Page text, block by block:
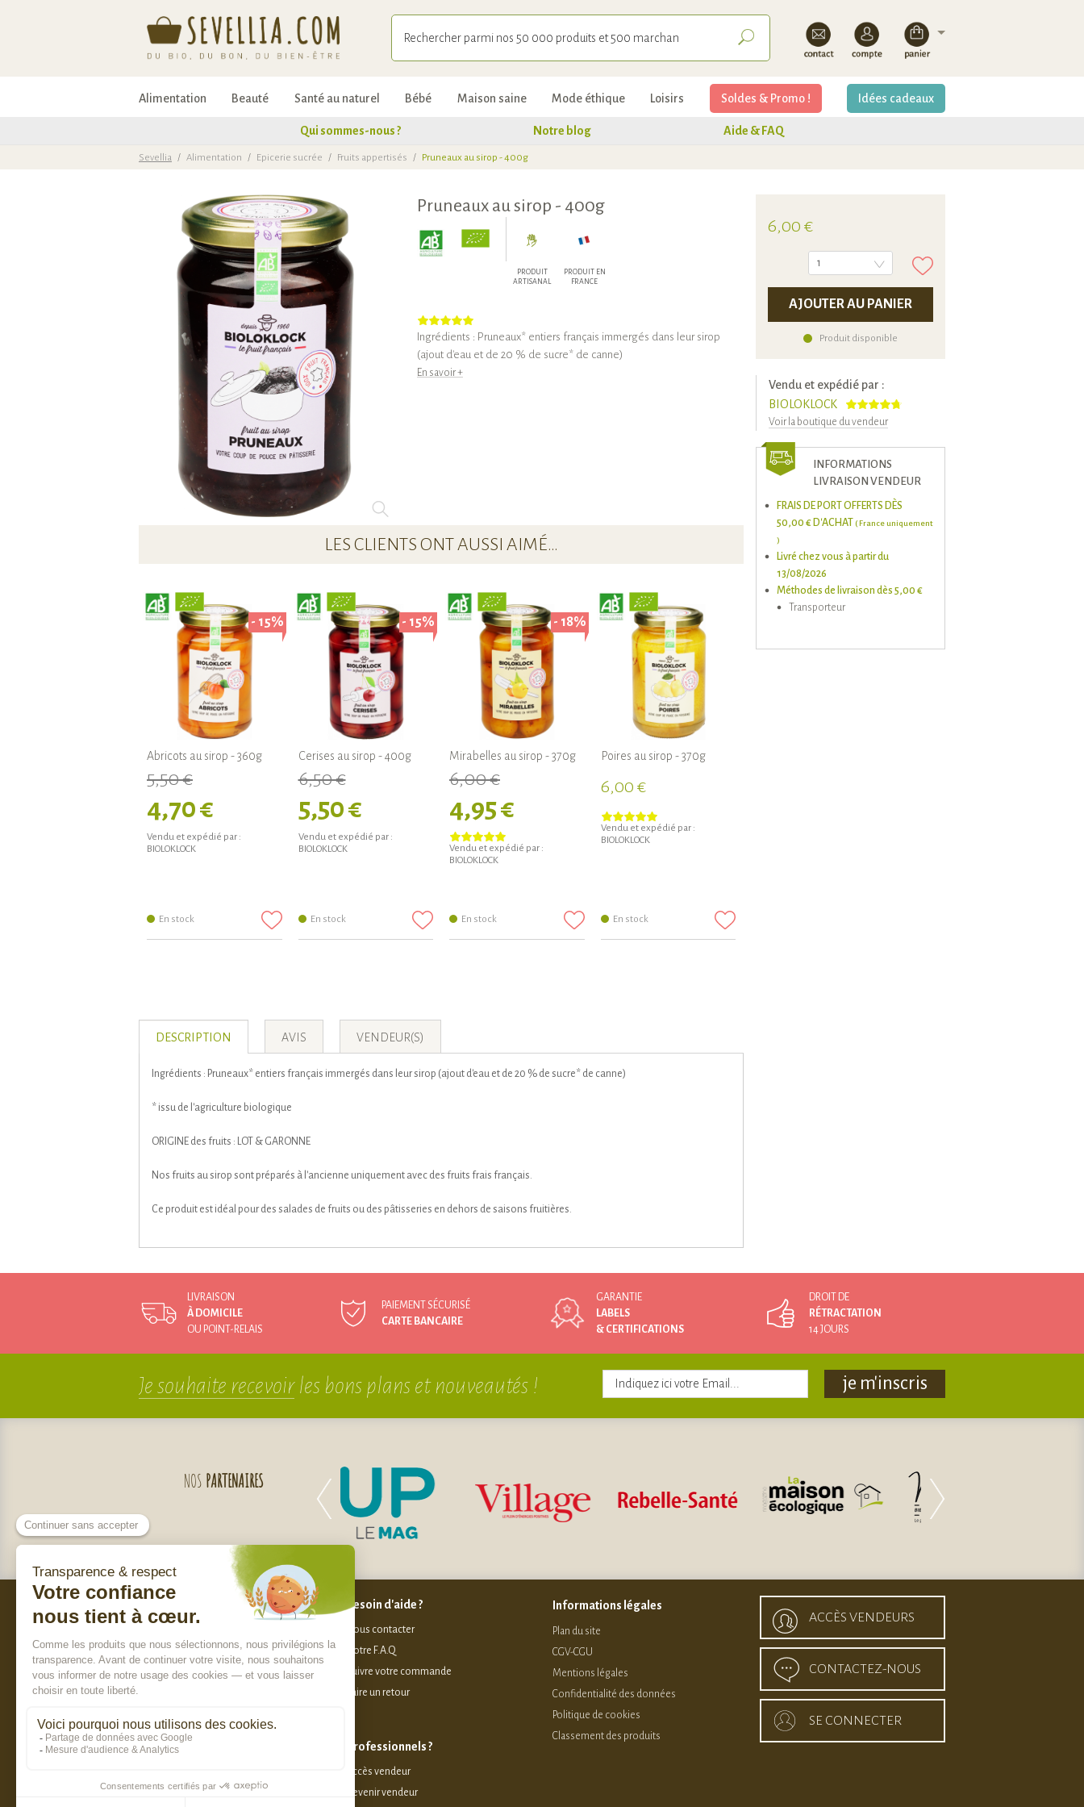
Alimentation Beauté Santé au naturel Bébé Maison saine Mode éthique Loisirs Idées cadeaux
Soldes & Promo !
Qui sommes-nous ? Notre blog Aide & FAQ
Sevellia / Alimentation / Epicerie sucrée / Fruits appertisés / Pruneaux au sirop - 400g
Pruneaux au sirop - 400g
PRODUIT
ARTISANAL
PRODUIT EN
FRANCE
Ingrédients : Pruneaux* entiers français immergés dans leur sirop
(ajout d'eau et de 20 % de sucre* de canne)
En savoir +
6,00 €
1
AJOUTER AU PANIER
Produit disponible
Vendu et expédié par :
BIOLOKLOCK
Voir la boutique du vendeur
INFORMATIONS
LIVRAISON VENDEUR
FRAIS DE PORT OFFERTS DÈS
50,00 € D'ACHAT
( France uniquement
)
Livré chez vous à partir du
13/08/2026
Méthodes de livraison dès 5,00 €
Transporteur
LES CLIENTS ONT AUSSI AIMÉ…
- 15%
Abricots au sirop - 360g
5,50 €
4,70 €
Vendu et expédié par :
BIOLOKLOCK
En stock
- 15%
Cerises au sirop - 400g
6,50 €
5,50 €
Vendu et expédié par :
BIOLOKLOCK
En stock
- 18%
Mirabelles au sirop - 370g
6,00 €
4,95 €
Vendu et expédié par :
BIOLOKLOCK
En stock
Poires au sirop - 370g
6,00 €
Vendu et expédié par :
BIOLOKLOCK
En stock
DESCRIPTION AVIS VENDEUR(S)
Ingrédients : Pruneaux* entiers français immergés dans leur sirop (ajout d'eau et de 20 % de sucre* de canne)
* issu de l'agriculture biologique
ORIGINE des fruits : LOT & GARONNE
Nos fruits au sirop sont préparés à l'ancienne uniquement avec des fruits frais français.
Ce produit est idéal pour des salades de fruits ou des pâtisseries en dehors de saisons fruitières.
LIVRAISON
À DOMICILE
OU POINT-RELAIS
PAIEMENT SÉCURISÉ
CARTE BANCAIRE
GARANTIE
LABELS
& CERTIFICATIONS
DROIT DE
RÉTRACTATION
14 JOURS
Je souhaite recevoirles bons plans et nouveautés ! je m'inscris
NOS PARTENAIRES
Charte de sélection des produits
Nos labels
Besoin d'aide ?
Nous contacter
Notre F.A.Q
Suivre votre commande
Faire un retour
Professionnels ?
Accès vendeur
Devenir vendeur
Informations légales
Plan du site
CGV-CGU
Mentions légales
Confidentialité des données
Politique de cookies
Classement des produits
ACCÈS VENDEURS
CONTACTEZ-NOUS
SE CONNECTER